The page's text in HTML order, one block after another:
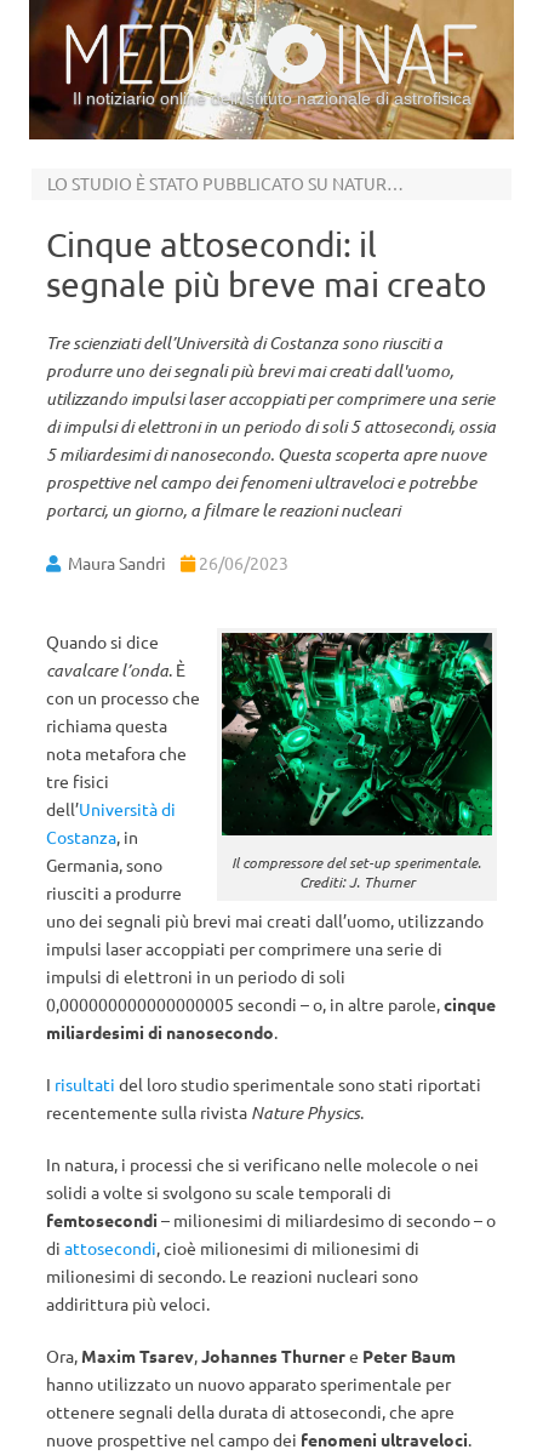
Il notiziario online dell’Istituto nazionale di astrofisica
LO STUDIO È STATO PUBBLICATO SU NATURE PHYSICS
Cinque attosecondi: il
segnale più breve mai creato
Tre scienziati dell’Università di Costanza sono riusciti a
produrre uno dei segnali più brevi mai creati dall'uomo,
utilizzando impulsi laser accoppiati per comprimere una serie
di impulsi di elettroni in un periodo di soli 5 attosecondi, ossia
5 miliardesimi di nanosecondo. Questa scoperta apre nuove
prospettive nel campo dei fenomeni ultraveloci e potrebbe
portarci, un giorno, a filmare le reazioni nucleari
Maura Sandri 26/06/2023
Il compressore del set-up sperimentale.
Crediti: J. Thurner
Quando si dice
cavalcare l’onda. È
con un processo che
richiama questa
nota metafora che
tre fisici
dell’Università di
Costanza, in
Germania, sono
riusciti a produrre
uno dei segnali più brevi mai creati dall’uomo, utilizzando
impulsi laser accoppiati per comprimere una serie di
impulsi di elettroni in un periodo di soli
0,000000000000000005 secondi – o, in altre parole,cinque
miliardesimi di nanosecondo.
I risultati del loro studio sperimentale sono stati riportati
recentemente sulla rivista Nature Physics.
In natura, i processi che si verificano nelle molecole o nei
solidi a volte si svolgono su scale temporali di
femtosecondi – milionesimi di miliardesimo di secondo – o
di attosecondi, cioè milionesimi di milionesimi di
milionesimi di secondo. Le reazioni nucleari sono
addirittura più veloci.
Ora, Maxim Tsarev,Johannes Thurnere Peter Baum
hanno utilizzato un nuovo apparato sperimentale per
ottenere segnali della durata di attosecondi, che apre
nuove prospettive nel campo dei fenomeni ultraveloci.